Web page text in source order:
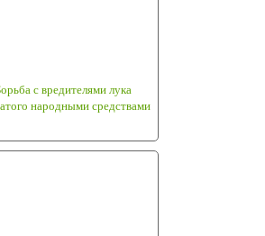
с вредителями лука
народными средствами